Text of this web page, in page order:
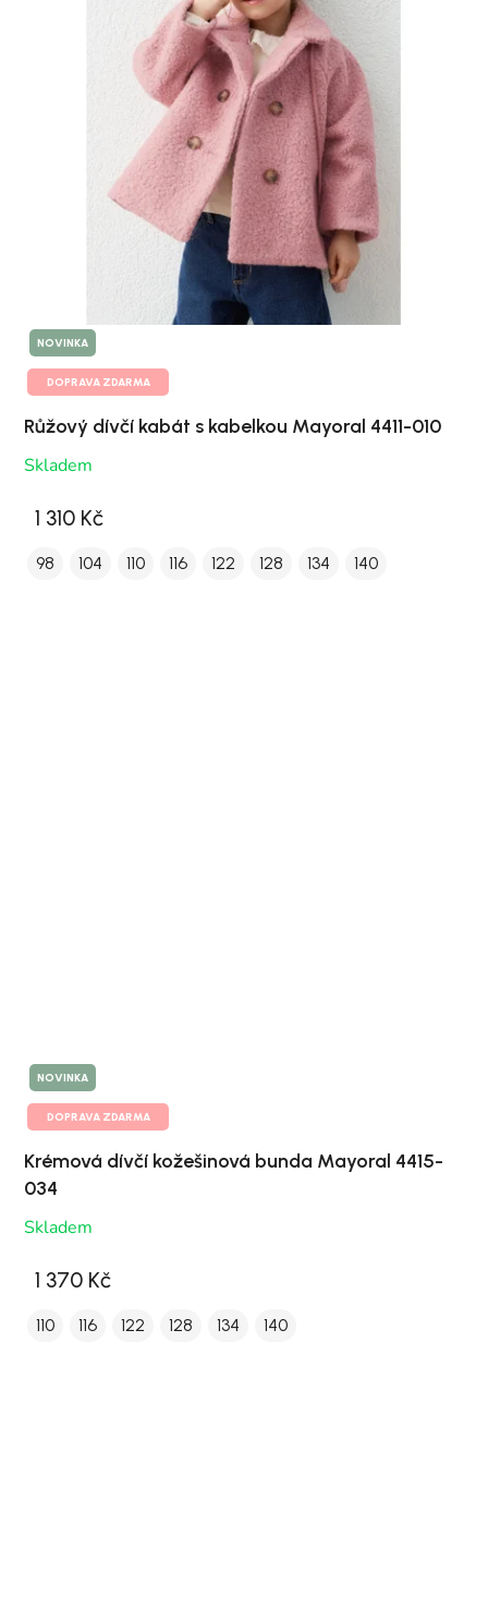
NOVINKA
DOPRAVA ZDARMA
Růžový dívčí kabát s kabelkou Mayoral 4411-010
Skladem
1 310 Kč
98 104 110 116 122 128 134 140
NOVINKA
DOPRAVA ZDARMA
Krémová dívčí kožešinová bunda Mayoral 4415-
034
Skladem
1 370 Kč
110 116 122 128 134 140